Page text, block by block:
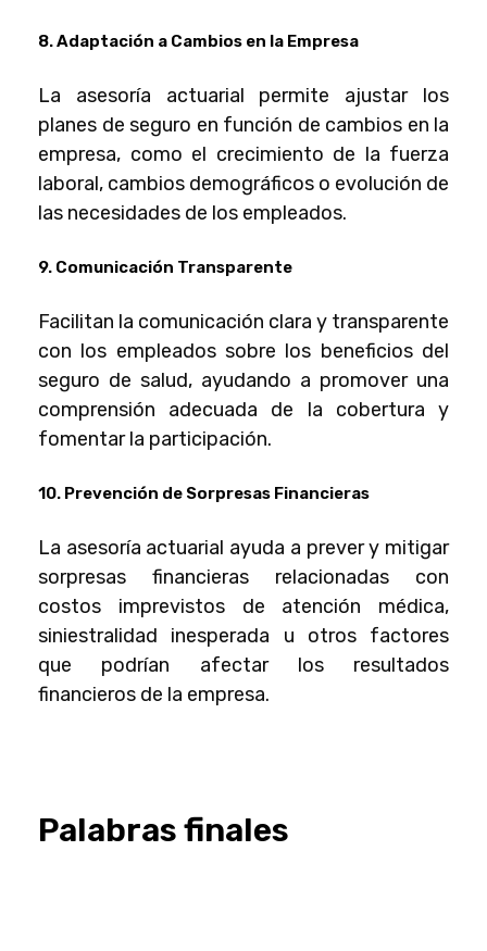
8. Adaptación a Cambios en la Empresa
La asesoría actuarial permite ajustar los
planes de seguro en función de cambios en la
empresa, como el crecimiento de la fuerza
laboral, cambios demográficos o evolución de
las necesidades de los empleados.
9. Comunicación Transparente
Facilitan la comunicación clara y transparente
con los empleados sobre los beneficios del
seguro de salud, ayudando a promover una
comprensión adecuada de la cobertura y
fomentar la participación.
10. Prevención de Sorpresas Financieras
La asesoría actuarial ayuda a prever y mitigar
sorpresas financieras relacionadas con
costos imprevistos de atención médica,
siniestralidad inesperada u otros factores
que podrían afectar los resultados
financieros de la empresa.
Palabras finales